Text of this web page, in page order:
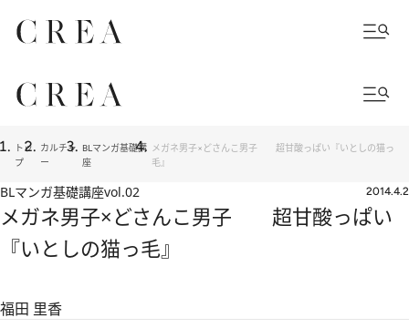
トッ
プ
カルチャ
ー
BLマンガ基礎講
座
メガネ男子×どさんこ男子 超甘酸っぱい『いとしの猫っ
毛』
BLマンガ基礎講座vol.02 2014.4.2
メガネ男子×どさんこ男子 超甘酸っぱい
『いとしの猫っ毛』
福田 里香